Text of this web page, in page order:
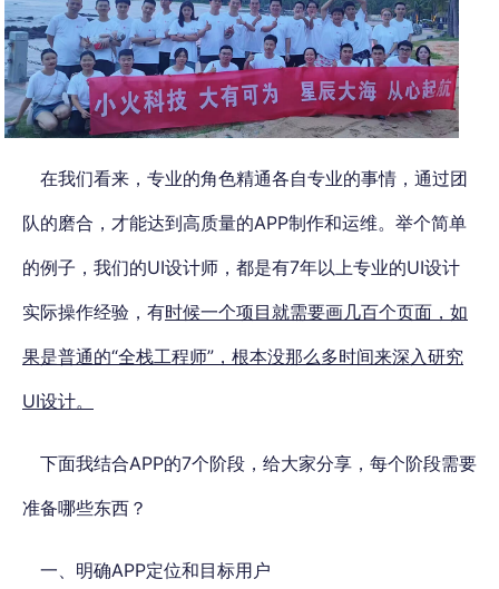
在我们看来， 专业的角色精通各自专业的事情，通过团
队的磨合，才能达到高质量的APP制作和运维。 举个简单
的例子，我们的UI设计师，都是有7年以上专业的UI设计
实际操作经验，有时候一个项目就需要画几百个页面，如
果是普通的“全栈工程师”，根本没那么多时间来深入研究
UI设计。
下面我结合APP的7个阶段，给大家分享，每个阶段需要
准备哪些东西？
一、明确APP定位和目标用户